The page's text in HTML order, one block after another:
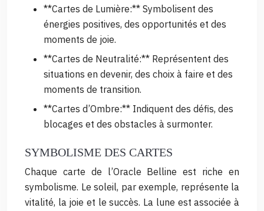
**Cartes de Lumière:** Symbolisent des
énergies positives, des opportunités et des
moments de joie.
**Cartes de Neutralité:** Représentent des
situations en devenir, des choix à faire et des
moments de transition.
**Cartes d’Ombre:** Indiquent des défis, des
blocages et des obstacles à surmonter.
SYMBOLISME DES CARTES
Chaque carte de l’Oracle Belline est riche en
symbolisme. Le soleil, par exemple, représente la
vitalité, la joie et le succès. La lune est associée à